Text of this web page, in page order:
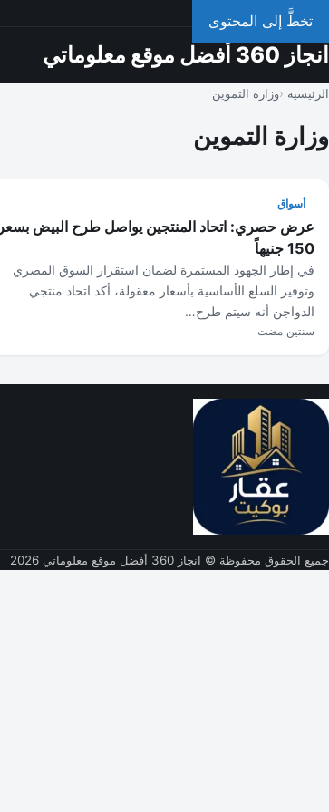
تخطَّ إلى المحتوى
السبت، 8 أغسطس 2026
انجاز 360 أفضل موقع معلوماتي
الرئيسية وزارة التموين
وزارة التموين
أسواق
عرض حصري: اتحاد المنتجين يواصل طرح البيض بسعر
150 جنيهاً
في إطار الجهود المستمرة لضمان استقرار السوق المصري
وتوفير السلع الأساسية بأسعار معقولة، أكد اتحاد منتجي
الدواجن أنه سيتم طرح…
سنتين مضت
جميع الحقوق محفوظة © انجاز 360 أفضل موقع معلوماتي 2026